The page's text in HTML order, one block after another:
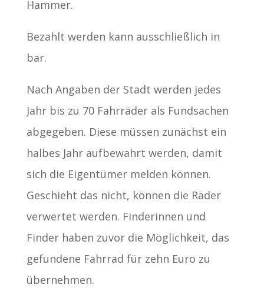
Hammer.
Bezahlt werden kann ausschließlich in
bar.
Nach Angaben der Stadt werden jedes
Jahr bis zu 70 Fahrräder als Fundsachen
abgegeben. Diese müssen zunächst ein
halbes Jahr aufbewahrt werden, damit
sich die Eigentümer melden können.
Geschieht das nicht, können die Räder
verwertet werden. Finderinnen und
Finder haben zuvor die Möglichkeit, das
gefundene Fahrrad für zehn Euro zu
übernehmen.